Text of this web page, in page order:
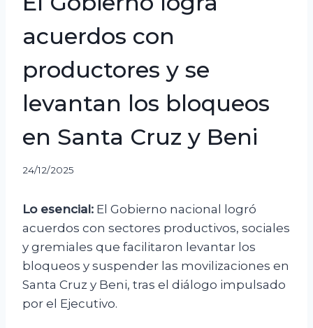
acuerdos con
productores y se
levantan los bloqueos
en Santa Cruz y Beni
24/12/2025
Lo esencial: El Gobierno nacional logró
acuerdos con sectores productivos, sociales
y gremiales que facilitaron levantar los
bloqueos y suspender las movilizaciones en
Santa Cruz y Beni, tras el diálogo impulsado
por el Ejecutivo.